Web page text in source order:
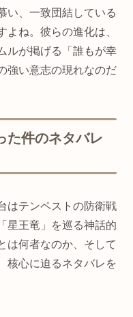
い、一致団結している
ね。彼らの進化は、
ルが掲げる「誰もが幸
強い意志の現れなのだ
た件のネタバレ
はテンペストの防衛戦
星王竜」を巡る神話的
は何者なのか、そして
核心に迫るネタバレを